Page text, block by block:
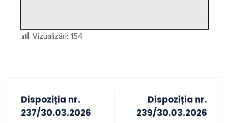
Vizualizări: 154
Dispoziția nr.
237/30.03.2026
Dispoziția nr.
239/30.03.2026